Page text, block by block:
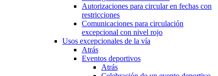
Autorizaciones para circular en fechas con
restricciones
Comunicaciones para circulación
excepcional con nivel rojo
Usos excepcionales de la vía
Atrás
Eventos deportivos
Atrás